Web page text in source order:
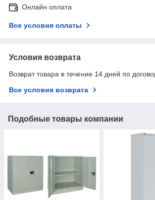
Онлайн оплата
Все условия оплаты
Условия возврата
Возврат товара в течение 14 дней по
Все условия возврата
Подобные товары компании